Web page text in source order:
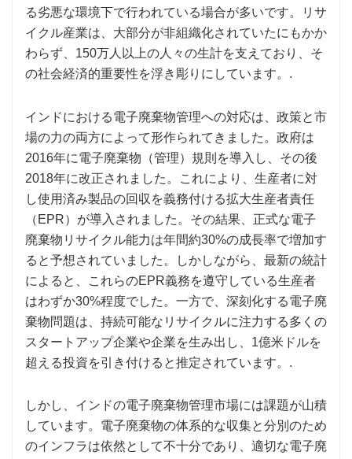
る劣悪な環境下で行われている場合が多いです。リサ
イクル産業は、大部分が非組織化されていたにもかか
わらず、150万人以上の人々の生計を支えており、そ
の社会経済的重要性を浮き彫りにしています。.
インドにおける電子廃棄物管理への対応は、政策と市
場の力の両方によって形作られてきました。政府は
2016年に電子廃棄物（管理）規則を導入し、その後
2018年に改正されました。これにより、生産者に対
し使用済み製品の回収を義務付ける拡大生産者責任
（EPR）が導入されました。その結果、正式な電子
廃棄物リサイクル能力は年間約30%の成長率で増加す
ると予想されていました。しかしながら、最新の統計
によると、これらのEPR義務を遵守している生産者
はわずか30%程度でした。一方で、深刻化する電子廃
棄物問題は、持続可能なリサイクルに注力する多くの
スタートアップ企業や企業を生み出し、1億米ドルを
超える投資を引き付けると推定されています。.
しかし、インドの電子廃棄物管理市場には課題が山積
しています。電子廃棄物の体系的な収集と分別のため
のインフラは依然として不十分であり、適切な電子廃